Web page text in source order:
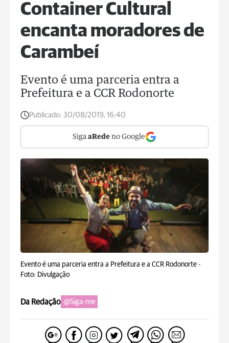
Container Cultural
encanta moradores de
Carambeí
Evento é uma parceria entra a
Prefeitura e a CCR Rodonorte
Publicado: 30/08/2019, 16:40
Siga aRede no Google
Evento é uma parceria entra a Prefeitura e a CCR Rodonorte -
Foto: Divulgação
Da Redação @Siga-me